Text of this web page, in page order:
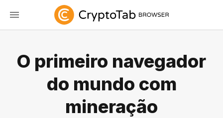
O primeiro navegador
do mundo com
mineração